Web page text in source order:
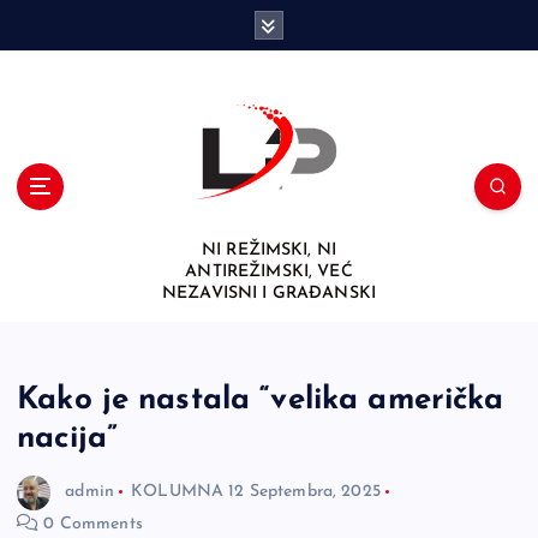
NI REŽIMSKI, NI
ANTIREŽIMSKI, VEĆ
NEZAVISNI I GRAĐANSKI
Kako je nastala “velika američka
nacija”
admin KOLUMNA 12 Septembra, 2025
0 Comments